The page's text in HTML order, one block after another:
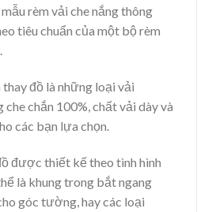
rèm vải che nắng thông
tiêu chuẩn của một bộ rèm
đồ là những loại vải
chắn 100%, chất vải dày và
các bạn lựa chọn.
được thiết kế theo tình hình
là khung trong bắt ngang
góc tường, hay các loại